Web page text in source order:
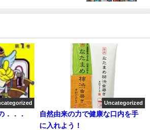
．．．
Uncategorized
自然由来の力で健康な口内を手
に入れよう！